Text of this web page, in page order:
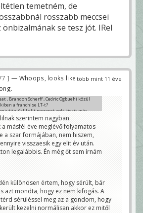
temetném, de
rosszabb meccsei
önbizalmának se tesz jót. IRel
több mint 11 éve
— Whoops, looks like
, Brandon Scherff , Cedric Ogbuehi közül
a franchise LT-t?
Kalil elit prospect volt kicsit már
a kérdéstől 😀szerintem nagyban
másfél éve meglévő folyamatos
a szar formájában, nem hiszem,
visszaesik egy elit év után.
legalábbis. Én még őt sem írnám
különösen értem, hogy sérült, bár
azt mondta, hogy ez nem kifogás. A
sérüléssel meg az a gondom, hogy
kezelni normálisan akkor ez mitől